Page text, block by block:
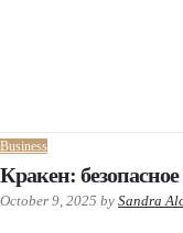
Business
Кракен:
October 9, 2025 by Sandra